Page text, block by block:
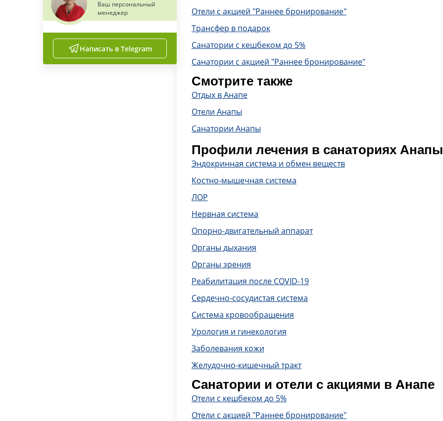
Ваш персональный
менеджер
Написать в Telegram
Отели с акцией "Раннее бронирование"
Трансфер в подарок
Санатории с кешбеком до 5%
Санатории с акцией "Раннее бронирование"
Смотрите также
Отдых в Анапе
Отели Анапы
Санатории Анапы
Профили лечения в санаториях Анапы
Эндокринная система и обмен веществ
Костно-мышечная система
ЛОР
Нервная система
Опорно-двигательный аппарат
Органы дыхания
Органы зрения
Реабилитация после COVID-19
Сердечно-сосудистая система
Система кровообращения
Урология и гинекология
Заболевания кожи
Желудочно-кишечный тракт
Санатории и отели с акциями в Анапе
Отели с кешбеком до 5%
Отели с акцией "Раннее бронирование"